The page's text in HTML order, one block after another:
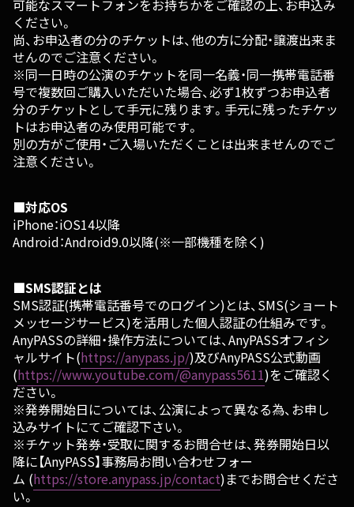
可能なスマートフォンをお持ちかをご確認の上、お申込み
ください。
尚、お申込者の分のチケットは、他の方に分配・譲渡出来ま
せんのでご注意ください。
※同一日時の公演のチケットを同一名義・同一携帯電話番
号で複数回ご購入いただいた場合、必ず1枚ずつお申込者
分のチケットとして手元に残ります。手元に残ったチケッ
トはお申込者のみ使用可能です。
別の方がご使用・ご入場いただくことは出来ませんのでご
注意ください。
■対応OS
iPhone：iOS14以降
Android：Android9.0以降(※一部機種を除く)
■SMS認証とは
SMS認証(携帯電話番号でのログイン)とは、SMS(ショート
メッセージサービス)を活用した個人認証の仕組みです。
AnyPASSの詳細・操作方法については、AnyPASSオフィシ
ャルサイト(https://anypass.jp/)及びAnyPASS公式動画
(https://www.youtube.com/@anypass5611)をご確認く
ださい。
※発券開始日については、公演によって異なる為、お申し
込みサイトにてご確認下さい。
※チケット発券・受取に関するお問合せは、発券開始日以
降に【AnyPASS】事務局お問い合わせフォー
ム (https://store.anypass.jp/contact)までお問合せくださ
い。